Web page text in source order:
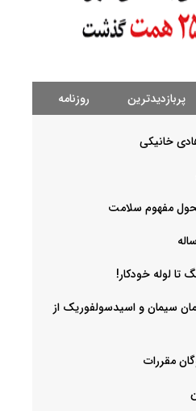
پربازدیدترین روزنامه
خانیکی
مفهوم سلامت
تا ‌لوله خودکار!
سیمان و اسیدسولفوریک از
مقررات